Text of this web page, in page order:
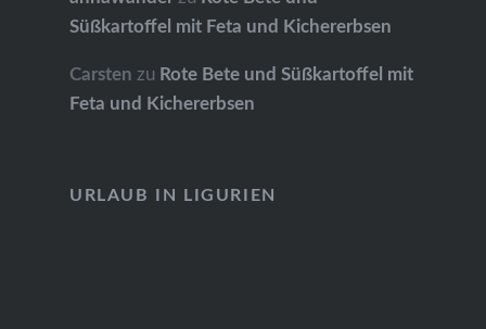
Süßkartoffel mit Feta und Kichererbsen
Carsten zu Rote Bete und Süßkartoffel mit
Feta und Kichererbsen
URLAUB IN LIGURIEN